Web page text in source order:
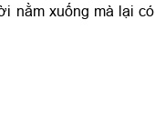
nằm xuống mà lại có